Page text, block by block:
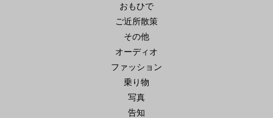
おもひで
ご近所散策
その他
オーディオ
ファッション
乗り物
写真
告知